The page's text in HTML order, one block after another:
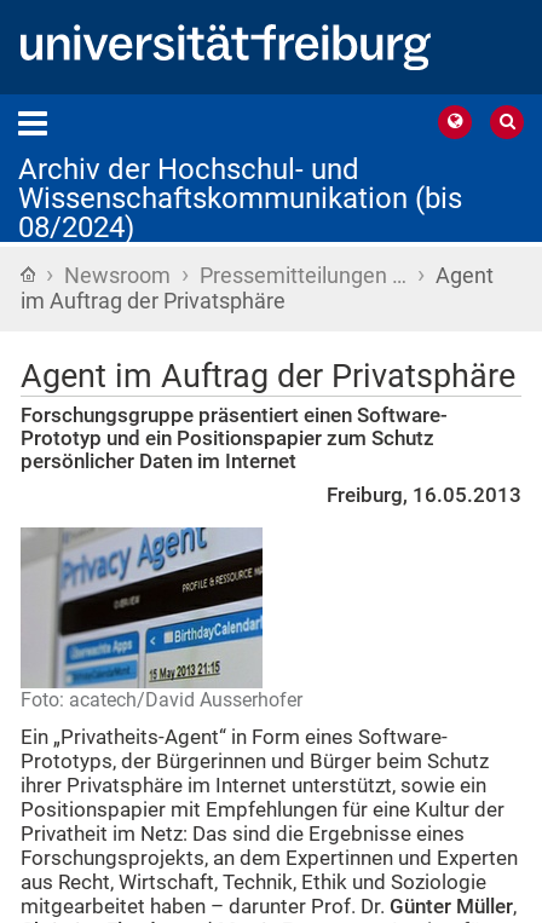
Archiv der Hochschul- und
Wissenschaftskommunikation (bis
08/2024)
Startseite
› Newsroom › Pressemitteilungen … › Agent
im Auftrag der Privatsphäre
Agent im Auftrag der Privatsphäre
Forschungsgruppe präsentiert einen Software-
Prototyp und ein Positionspapier zum Schutz
persönlicher Daten im Internet
Freiburg, 16.05.2013
Foto: acatech/David Ausserhofer
Ein „Privatheits-Agent“ in Form eines Software-
Prototyps, der Bürgerinnen und Bürger beim Schutz
ihrer Privatsphäre im Internet unterstützt, sowie ein
Positionspapier mit Empfehlungen für eine Kultur der
Privatheit im Netz: Das sind die Ergebnisse eines
Forschungsprojekts, an dem Expertinnen und Experten
aus Recht, Wirtschaft, Technik, Ethik und Soziologie
mitgearbeitet haben – darunter Prof. Dr. Günter Müller,